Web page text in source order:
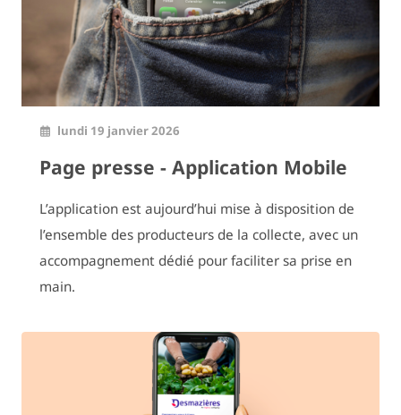
lundi 19 janvier 2026
Page presse - Application Mobile
L’application est aujourd’hui mise à disposition de
l’ensemble des producteurs de la collecte, avec un
accompagnement dédié pour faciliter sa prise en
main.